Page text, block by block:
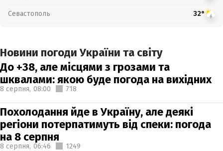
Севастополь 32°
Новини погоди України та світу
До +38, але місцями з грозами та
шквалами: якою буде погода на вихідних
8 серпня, 08:00 718
Похолодання йде в Україну, але деякі
регіони потерпатимуть від спеки: погода
на 8 серпня
8 серпня, 06:46 1249